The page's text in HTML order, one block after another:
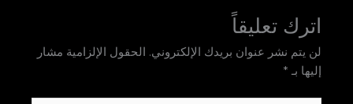
اترك تعليقاً
لن يتم نشر عنوان بريدك الإلكتروني. الحقول الإلزامية مشار
إليها بـ *